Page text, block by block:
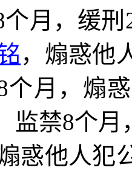
个月，缓刑
，煽惑他
个月，煽
监禁8个月
惑他人犯